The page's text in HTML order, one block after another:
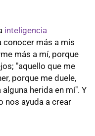
inteligencia
conocer más a mis
más a mí, porque
"aquello que me
porque me duele,
herida en mí". Y
nos ayuda a crear